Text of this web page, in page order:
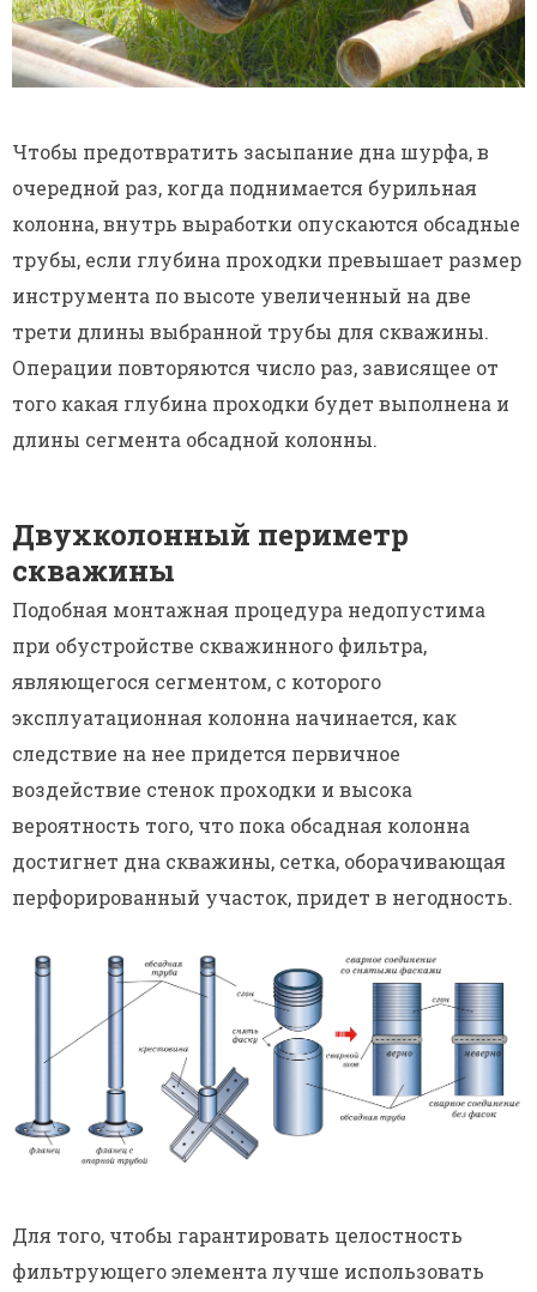
Чтобы предотвратить засыпание дна шурфа, в
очередной раз, когда поднимается бурильная
колонна, внутрь выработки опускаются обсадные
трубы, если глубина проходки превышает размер
инструмента по высоте увеличенный на две
трети длины выбранной трубы для скважины.
Операции повторяются число раз, зависящее от
того какая глубина проходки будет выполнена и
длины сегмента обсадной колонны.
Двухколонный периметр
скважины
Подобная монтажная процедура недопустима
при обустройстве скважинного фильтра,
являющегося сегментом, с которого
эксплуатационная колонна начинается, как
следствие на нее придется первичное
воздействие стенок проходки и высока
вероятность того, что пока обсадная колонна
достигнет дна скважины, сетка, оборачивающая
перфорированный участок, придет в негодность.
Для того, чтобы гарантировать целостность
фильтрующего элемента лучше использовать